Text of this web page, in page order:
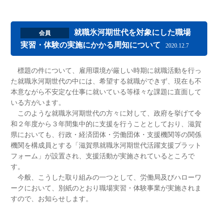
会員
就職氷河期世代を対象にした職場
実習・体験の実施にかかる周知について
2020.12.7
標題の件について、雇用環境が厳しい時期に就職活動を行っ
た就職氷河期世代の中には、希望する就職ができず、現在も不
本意ながら不安定な仕事に就いている等様々な課題に直面して
いる方がいます。
このような就職氷河期世代の方々に対して、政府を挙げて令
和２年度から３年間集中的に支援を行うこととしており、滋賀
県においても、行政・経済団体・労働団体・支援機関等の関係
機関を構成員とする「滋賀県就職氷河期世代活躍支援プラット
フォーム」が設置され、支援活動が実施されているところで
す。
今般、こうした取り組みの一つとして、労働局及びハローワ
ークにおいて、別紙のとおり職場実習・体験事業が実施されま
すので、お知らせします。